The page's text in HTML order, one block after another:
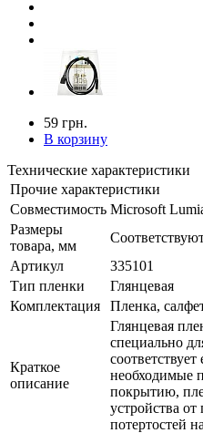
59 грн.
В корзину
Технические характеристики
Прочие характеристики
Совместимость Microsoft
Размеры
товара, мм
Артикул
335101
Тип пленки
Глянцевая
Комплектация
Пленка,
Краткое
описание
Глянцевая
специально
необходимые
покрытию,
устройства
потертостей